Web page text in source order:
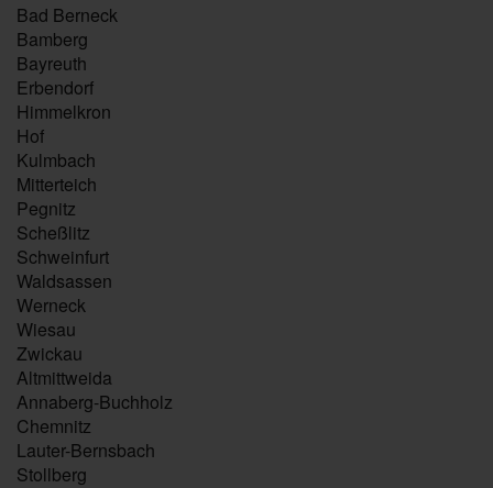
Bad Berneck
Bamberg
Bayreuth
Erbendorf
Himmelkron
Hof
Kulmbach
Mitterteich
Pegnitz
Scheßlitz
Schweinfurt
Waldsassen
Werneck
Wiesau
Zwickau
Altmittweida
Annaberg-Buchholz
Chemnitz
Lauter-Bernsbach
Stollberg